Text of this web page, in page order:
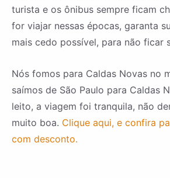
turista e os ônibus sempre ficam
for viajar nessas épocas, garanta
mais cedo possível, para não ficar
Nós fomos para Caldas Novas no
saímos de São Paulo para Caldas
leito, a viagem foi tranquila, não
muito boa. Clique aqui, e confira
com desconto.